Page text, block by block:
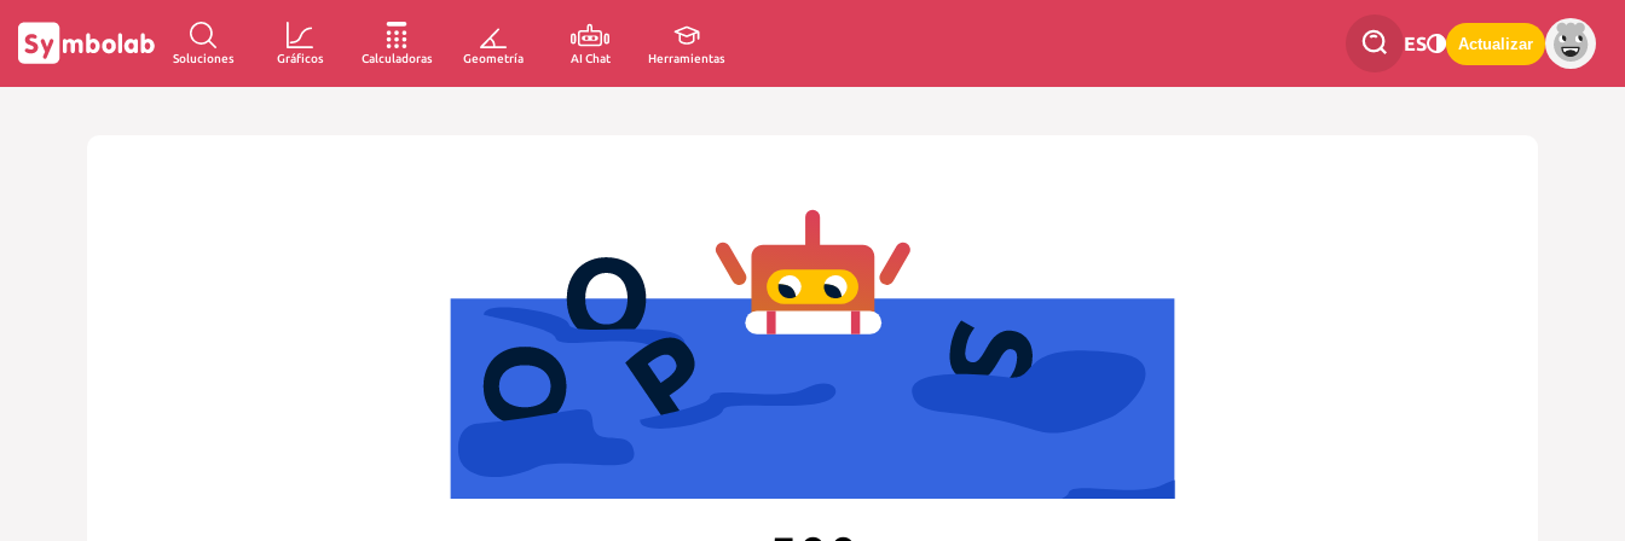
Soluciones Gráficos Calculadoras Geometría AI Chat Herramientas
ES Actualizar